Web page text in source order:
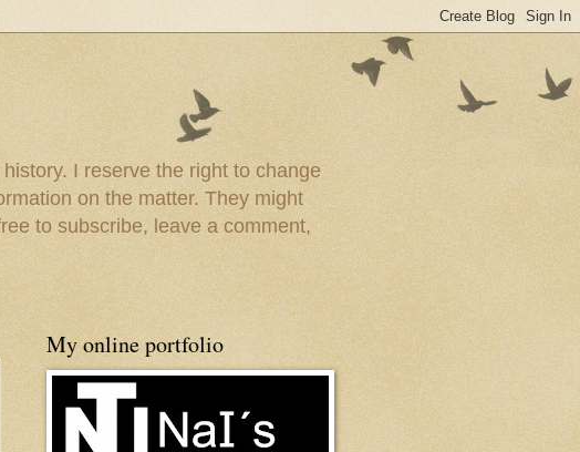
I reserve the right to change
on the matter. They might
to subscribe, leave a comment,
My online portfolio